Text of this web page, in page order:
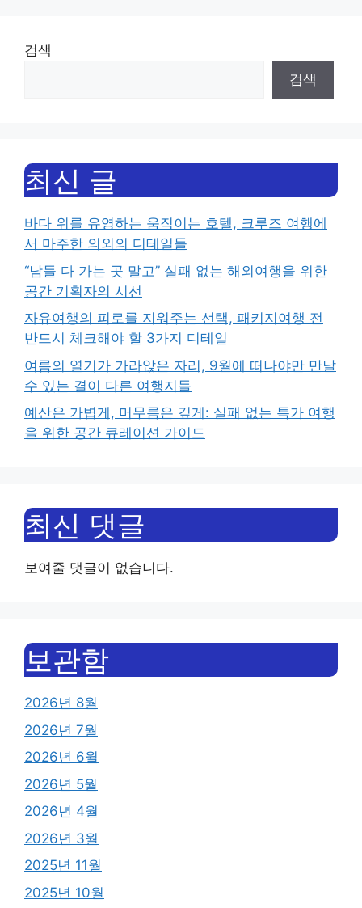
검색
검색
최신 글
바다 위를 유영하는 움직이는 호텔, 크루즈 여행에
서 마주한 의외의 디테일들
“남들 다 가는 곳 말고” 실패 없는 해외여행을 위한
공간 기획자의 시선
자유여행의 피로를 지워주는 선택, 패키지여행 전
반드시 체크해야 할 3가지 디테일
여름의 열기가 가라앉은 자리, 9월에 떠나야만 만날
수 있는 결이 다른 여행지들
예산은 가볍게, 머무름은 깊게: 실패 없는 특가 여행
을 위한 공간 큐레이션 가이드
최신 댓글
보여줄 댓글이 없습니다.
보관함
2026년 8월
2026년 7월
2026년 6월
2026년 5월
2026년 4월
2026년 3월
2025년 11월
2025년 10월